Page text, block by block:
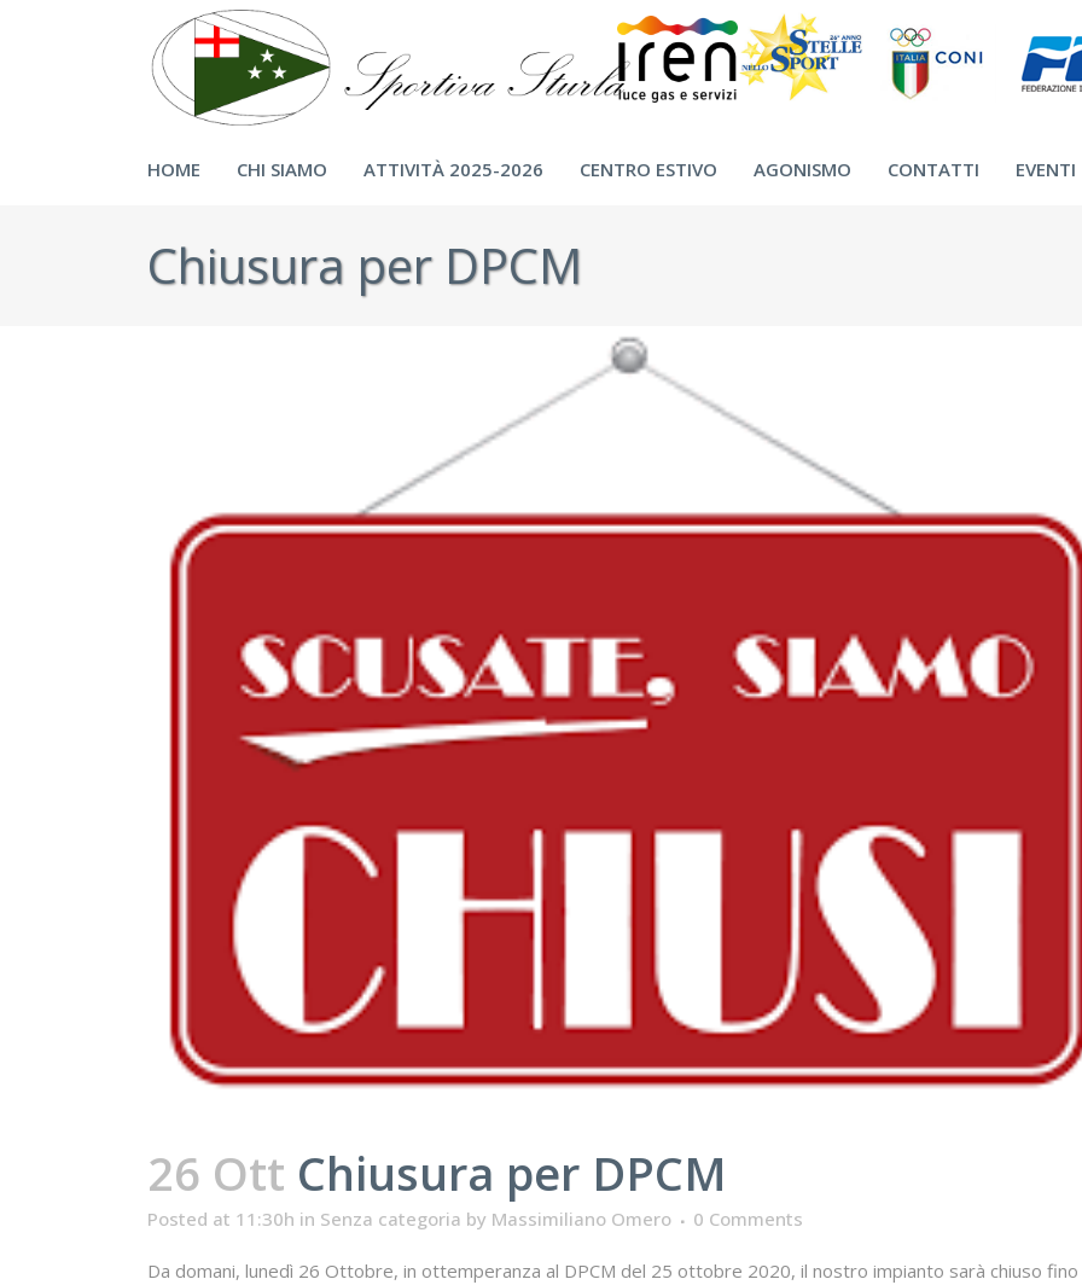
HOME CHI SIAMO ATTIVITÀ 2025-2026 CENTRO ESTIVO AGONISMO CONTATTI EVENTI
Chiusura per DPCM
26 Ott Chiusura per DPCM
Posted at 11:30h in Senza categoria by Massimiliano Omero 0 Comments
Da domani, lunedì 26 Ottobre, in ottemperanza al DPCM del 25 ottobre 2020, il nostro impianto sarà chiuso fino